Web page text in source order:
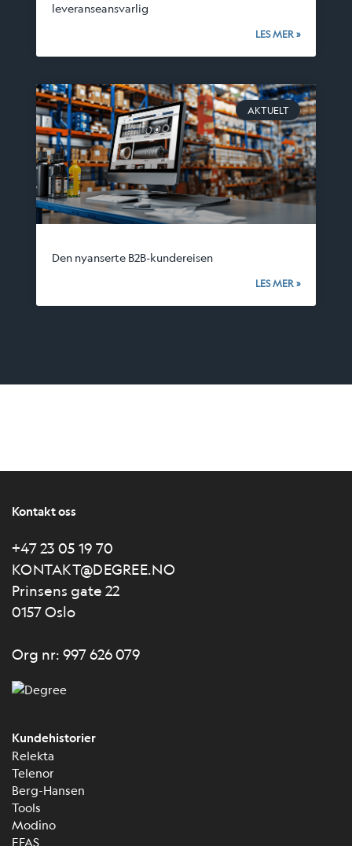
leveranseansvarlig
LES MER »
AKTUELT
Den nyanserte B2B-kundereisen
LES MER »
Kontakt oss
+47 23 05 19 70
KONTAKT@DEGREE.NO
Prinsens gate 22
0157 Oslo
Org nr: 997 626 079
Kundehistorier
Relekta
Telenor
Berg-Hansen
Tools
Modino
EFAS